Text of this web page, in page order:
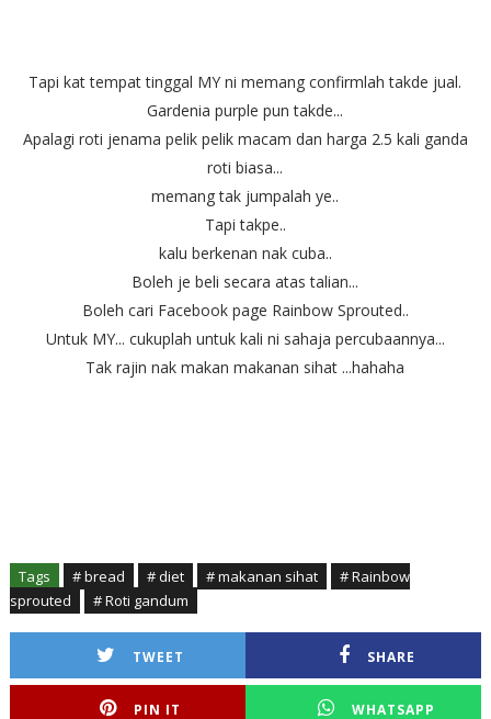
Tapi kat tempat tinggal MY ni memang confirmlah takde jual.
Gardenia purple pun takde...
Apalagi roti jenama pelik pelik macam dan harga 2.5 kali ganda
roti biasa...
memang tak jumpalah ye..
Tapi takpe..
kalu berkenan nak cuba..
Boleh je beli secara atas talian...
Boleh cari Facebook page Rainbow Sprouted..
Untuk MY... cukuplah untuk kali ni sahaja percubaannya...
Tak rajin nak makan makanan sihat ...hahaha
Tags # bread # diet # makanan sihat
# Rainbow
sprouted
# Roti gandum
TWEET SHARE
PIN IT WHATSAPP